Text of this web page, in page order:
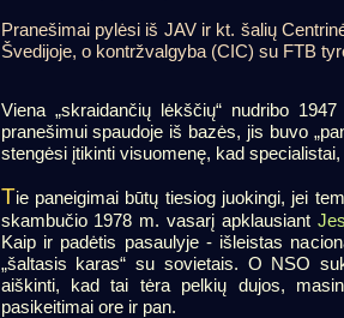
Pranešimai pylėsi iš JAV ir kt. šalių
Švedijoje, o kontržvalgyba (CIC) su FTB
Viena „skraidančių lėkščių“ nudribo
pranešimui spaudoje iš bazės, jis buvo
stengėsi įtikinti visuomenę, kad
Tie paneigimai būtų tiesiog juokingi, jei
skambučio 1978 m. vasarį apklausiant
Kaip ir padėtis pasaulyje - išleistas
„šaltasis karas“ su sovietais. O NSO
aiškinti, kad tai tėra pelkių dujos,
pasikeitimai ore ir pan.